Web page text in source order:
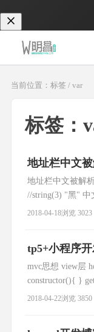
当前位置：标签 / var
标签：
地址栏中文
地址栏中文被解
//string(3) "黑" 中
2018-04-18浏览 3023
tp5+小程序
mvc思想 view层
constructor(){ }
2018-04-22浏览 3850